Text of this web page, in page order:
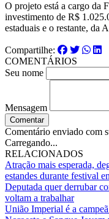
O projeto está a cargo da
investimento de R$
estaduais e o restante, da
Compartilhe:
COMENTÁRIOS
Seu nome
Mensagem
Comentar
Comentário enviado com
Carregando...
RELACIONADOS
Atração mais esperada,
estandes durante festival
Deputada quer derrubar
voltam a trabalhar
União Imperial é a